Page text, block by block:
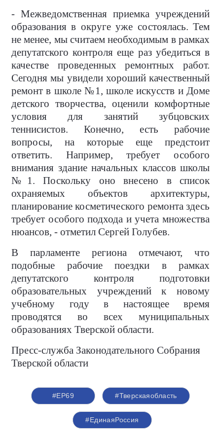
- Межведомственная приемка учреждений
образования в округе уже состоялась. Тем
не менее, мы считаем необходимым в рамках
депутатского контроля еще раз убедиться в
качестве проведенных ремонтных работ.
Сегодня мы увидели хороший качественный
ремонт в школе №1, школе искусств и Доме
детского творчества, оценили комфортные
условия для занятий зубцовских
теннисистов. Конечно, есть рабочие
вопросы, на которые еще предстоит
ответить. Например, требует особого
внимания здание начальных классов школы
№1. Поскольку оно внесено в список
охраняемых объектов архитектуры,
планирование косметического ремонта здесь
требует особого подхода и учета множества
нюансов, - отметил Сергей Голубев.
В парламенте региона отмечают, что
подобные рабочие поездки в рамках
депутатского контроля подготовки
образовательных учреждений к новому
учебному году в настоящее время
проводятся во всех муниципальных
образованиях Тверской области.
Пресс-служба Законодательного Собрания
Тверской области
#ЕР69 #Тверскаяобласть
#ЕдинаяРоссия